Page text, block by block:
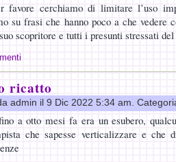
favore cerchiamo di limitare l’uso
su frasi che hanno poco a che vedere
scopritore e tutti i presunti stressati del
ricatto
admin il 9 Dic 2022 5:34 am.
a otto mesi fa era un esubero,
che sapesse verticalizzare e che